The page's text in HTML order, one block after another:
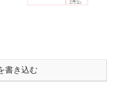
書き込む